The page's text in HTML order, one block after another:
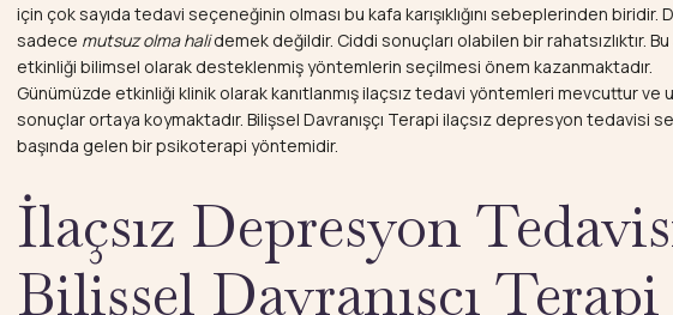
için çok sayıda tedavi seçeneğinin olması bu kafa karışıklığını sebeplerinden biridir.
sadece mutsuz olma halidemek değildir. Ciddi sonuçları olabilen bir rahatsızlıktır.
etkinliği bilimsel olarak desteklenmiş yöntemlerin seçilmesi önem kazanmaktadır.
Günümüzde etkinliği klinik olarak kanıtlanmış ilaçsız tedavi yöntemleri mevcuttur ve
sonuçlar ortaya koymaktadır. Bilişsel Davranışçı Terapi ilaçsız depresyon tedavisi
başında gelen bir psikoterapi yöntemidir.
İlaçsız Depresyon
Bilişsel Davranışçı Terapi